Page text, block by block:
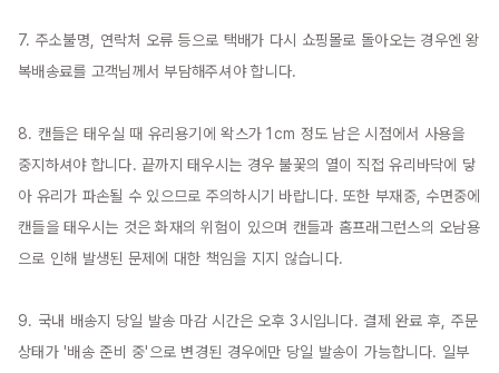
7. 주소불명, 연락처 오류 등으로 택배가 다시 쇼핑몰로 돌아오는 경우엔 왕
복배송료를 고객님께서 부담해주셔야 합니다.
8. 캔들은 태우실 때 유리용기에 왁스가 1cm 정도 남은 시점에서 사용을
중지하셔야 합니다. 끝까지 태우시는 경우 불꽃의 열이 직접 유리바닥에 닿
아 유리가 파손될 수 있으므로 주의하시기 바랍니다. 또한 부재중, 수면중에
캔들을 태우시는 것은 화재의 위험이 있으며 캔들과 홈프래그런스의 오남용
으로 인해 발생된 문제에 대한 책임을 지지 않습니다.
9. 국내 배송지 당일 발송 마감 시간은 오후 3시입니다. 결제 완료 후, 주문
상태가 '배송 준비 중'으로 변경된 경우에만 당일 발송이 가능합니다. 일부